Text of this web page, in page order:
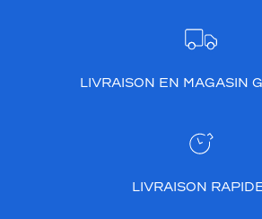
LIVRAISON EN MAGASIN
LIVRAISON